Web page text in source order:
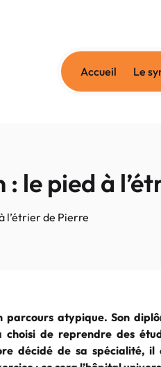
Accueil Le
le pied à
l’étrier de Pierre
parcours atypique. Son
de reprendre des
décidé de sa spécialité, il